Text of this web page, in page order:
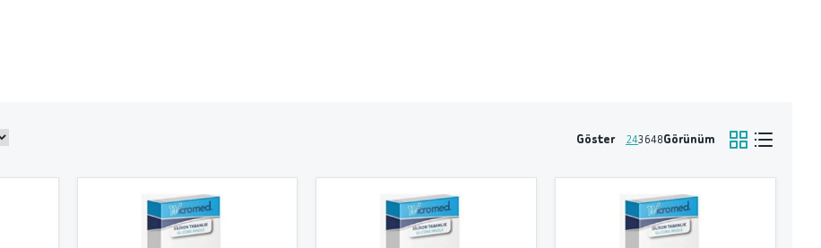
Göster 243648Görünüm